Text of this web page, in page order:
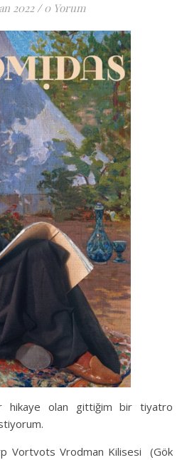
2022 / 0 Yorum
hikaye olan gittiğim bir tiyatro
Vortvots Vrodman Kilisesi (Gök